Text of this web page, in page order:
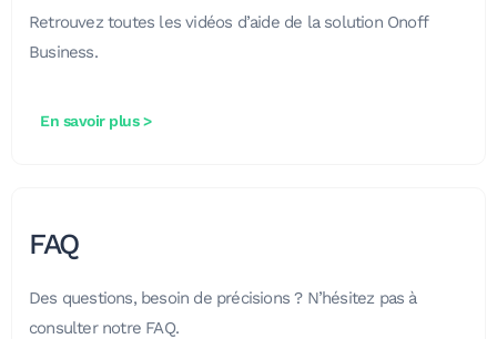
Retrouvez toutes les vidéos d’aide de la solution Onoff
Business.
En savoir plus >
FAQ
Des questions, besoin de précisions ? N’hésitez pas à
consulter notre FAQ.